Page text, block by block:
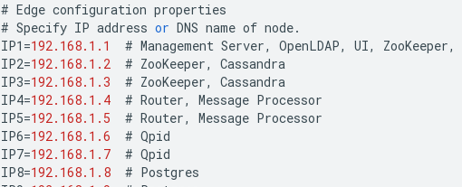
# Edge configuration properties
# Specify IP address or DNS name of node.
IP1 =192.168.1.1 # Management Server, OpenLDAP, UI, ZooKeeper,
IP2=192.168.1.2 # ZooKeeper,
Cassandra
IP3=192.168.1.3 # ZooKeeper,
Cassandra
IP4=192.168.1.4 # Router, Message Processor
IP5=192.168.1.5 # Router, Message Processor
IP6=192.168.1.6 # Qpid
IP7=192.168.1.7 # Qpid
IP8=192.168.1.8 # Postgres